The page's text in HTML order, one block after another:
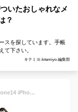
いたおしゃれなメ
？
スを探しています。手帳
て下さい。
キテミヨ-kitemiyo-編集部
iPhone16e ケース iPhone16 iPhone15 iPhone14 iPhone13 Pro iPhone SE 第3世代 第2世代 iPhone12 カード収納 カード 背面 iPhone8 iPhone11 スマホケース mini XR XS Max カードケース スライド式 SE2 SE3 iPhoneケース メンズ カバー シンプル カードホルダー 耐衝撃